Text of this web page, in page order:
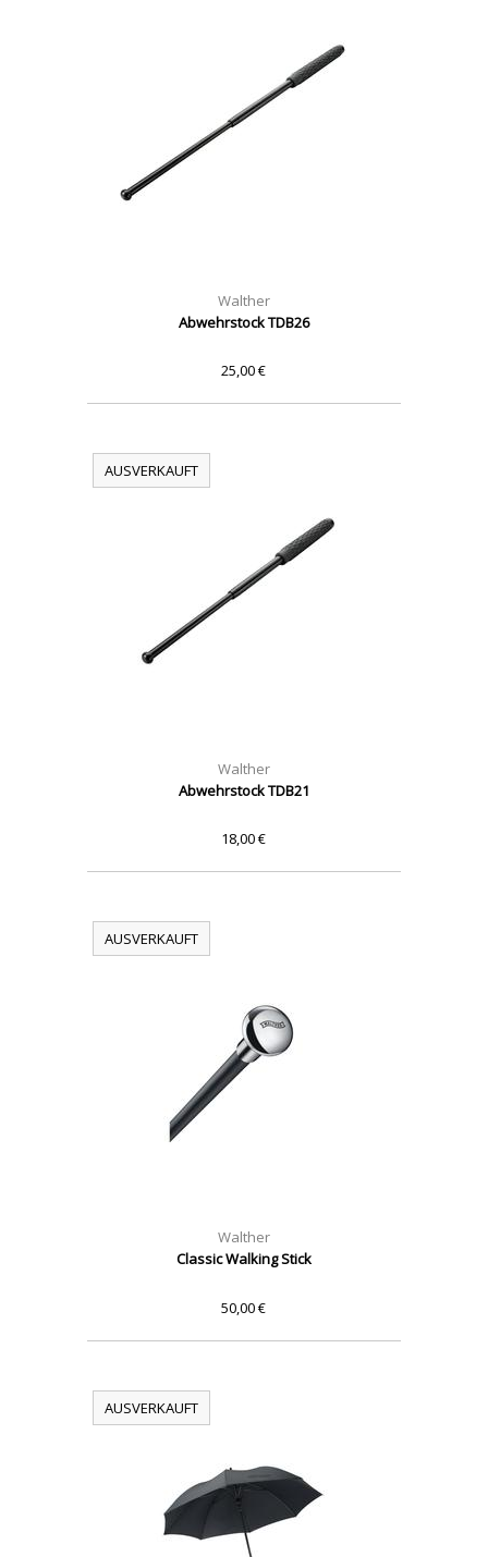
Walther
Abwehrstock TDB26
25,00 €
AUSVERKAUFT
Walther
Abwehrstock TDB21
18,00 €
AUSVERKAUFT
Walther
Classic Walking Stick
50,00 €
AUSVERKAUFT